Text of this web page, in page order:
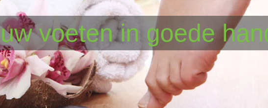
uw voeten in goede